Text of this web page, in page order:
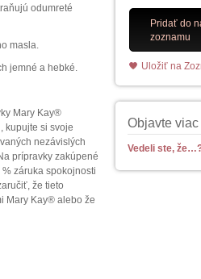
Pridať do
zoznamu
Uložiť na
Objavte viac
Vedeli ste,
odumreté
masla.
jemné a hebké.
Mary Kay®
kupujte si svoje
nezávislých
prípravky zakúpené
záruka spokojnosti
že tieto
Mary Kay® alebo že